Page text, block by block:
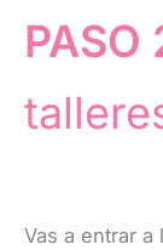
PASO
Vas a entrar